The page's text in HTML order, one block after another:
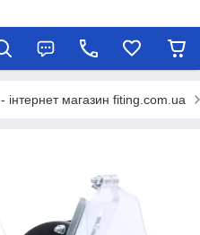
інтернет магазин fiting.com.ua